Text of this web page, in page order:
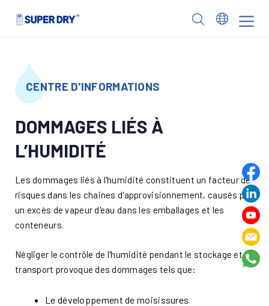
CENTRE D'INFORMATIONS
DOMMAGES LIÉS À
L’HUMIDITÉ
Les dommages liés à l'humidité constituent un facteur de
risques dans les chaines d'approvisionnement, causés par
un excès de vapeur d'eau dans les emballages et les
conteneurs.
Négliger le contrôle de l'humidité pendant le stockage et le
transport provoque des dommages tels que:
Le développement de moisissures